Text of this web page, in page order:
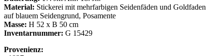
Material: Stickerei mit mehrfarbigen Seidenfäden und Goldfaden
auf blauem Seidengrund, Posamente
Masse: H 52 x B 50 cm
Inventarnummer: G 15429
Provenienz: